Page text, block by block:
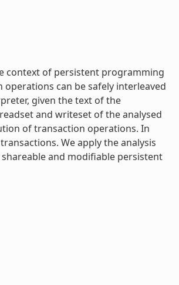
context of persistent programming
can be safely interleaved
given the text of the
and writeset of the analysed
of transaction operations. In
We apply the analysis
and modifiable persistent